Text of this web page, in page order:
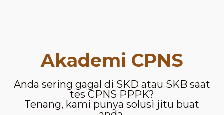
Akademi CPNS
Anda sering gagal di SKD atau SKB saat
tes CPNS PPPK?
Tenang, kami punya solusi jitu buat